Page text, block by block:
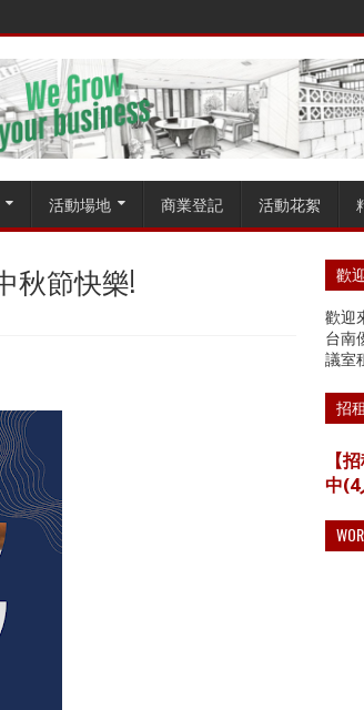
活動場地 商業登記 活動花絮
秋節快樂! 歡
歡迎
台南
議室
招
【
中(4